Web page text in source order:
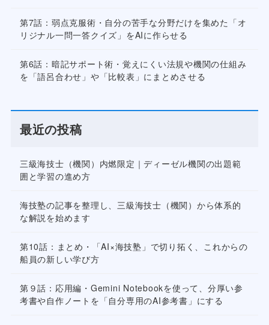
第7話：弱点克服術・自分の苦手な分野だけを集めた「オ
リジナル一問一答クイズ」をAIに作らせる
第6話：暗記サポート術・覚えにくい法規や機関の仕組み
を「語呂合わせ」や「比較表」にまとめさせる
最近の投稿
三級海技士（機関）内燃限定｜ディーゼル機関の出題範
囲と学習の進め方
海技塾の記事を整理し、三級海技士（機関）から体系的
な解説を始めます
第10話：まとめ・「AI×海技塾」で切り拓く、これからの
船員の新しい学び方
第９話：応用編・Gemini Notebookを使って、分厚い参
考書や自作ノートを「自分専用のAI参考書」にする